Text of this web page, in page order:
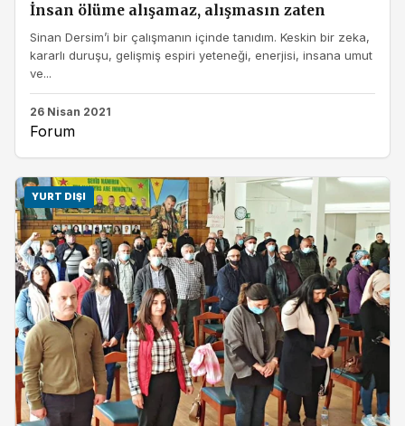
İnsan ölüme alışamaz, alışmasın zaten
Sinan Dersim’i bir çalışmanın içinde tanıdım. Keskin bir zeka,
kararlı duruşu, gelişmiş espiri yeteneği, enerjisi, insana umut
ve...
26 Nisan 2021
Forum
YURT DIŞI